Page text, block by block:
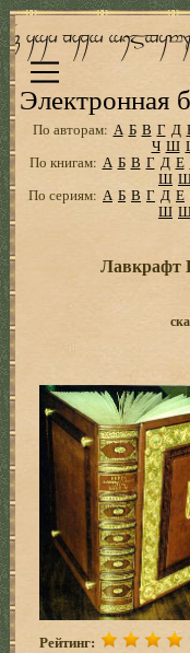
Электронная
По авторам: А Б В Г Д
Ч Ш
По книгам: А Б В Г Д Е
Ш
По сериям: А Б В Г Д Е
Ш
Лавкрафт
Рейтинг: